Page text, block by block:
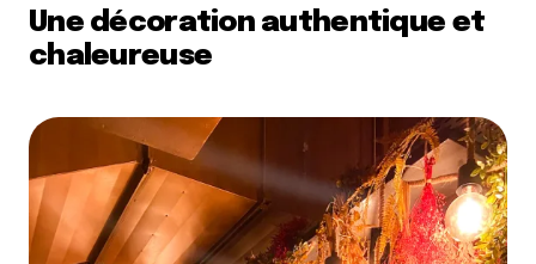
Une décoration authentique et
chaleureuse